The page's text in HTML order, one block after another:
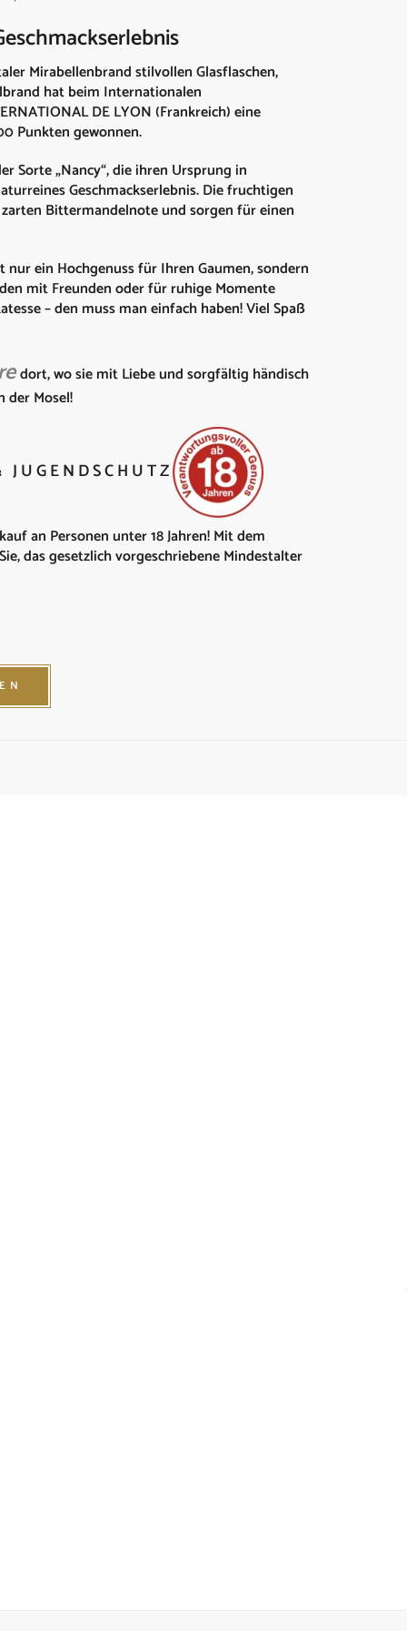
Mirabellenbrand stilvollen Glasflaschen,
hat beim Internationalen
DE LYON (Frankreich) eine
Punkten gewonnen.
Sorte „Nancy“, die ihren Ursprung in
Geschmackserlebnis. Die fruchtigen
Bittermandelnote und sorgen für einen
ein Hochgenuss für Ihren Gaumen, sondern
mit Freunden oder für ruhige Momente
– den muss man einfach haben! Viel Spaß
dort, wo sie mit Liebe und sorgfältig händisch
der Mosel!
an Personen unter 18 Jahren! Mit dem
das gesetzlich vorgeschriebene Mindestalter